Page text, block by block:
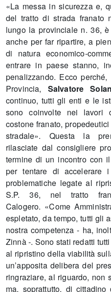
«La messa in sicurezza e,
del tratto di strada franato
lungo la provinciale n. 36,
anche per far ripartire, a
di natura economico-
entrare in paese stanno,
penalizzando. Ecco
Provincia, Salvatore
continuo, tutti gli enti e le
sono coinvolte nei lavori
costone franato,
stradale». Questa la
rilasciate dal consigliere
termine di un incontro con
per tentare di accelerare
problematiche legate al
S.P. 36, nel tratto
Calogero. «Come
espletato, da tempo, tutti gli
nostra competenza - ha,
Zinnà -. Sono stati redatti
al ripristino della viabilità
un’apposita delibera del
ringraziare, al riguardo,
ma, soprattutto, di